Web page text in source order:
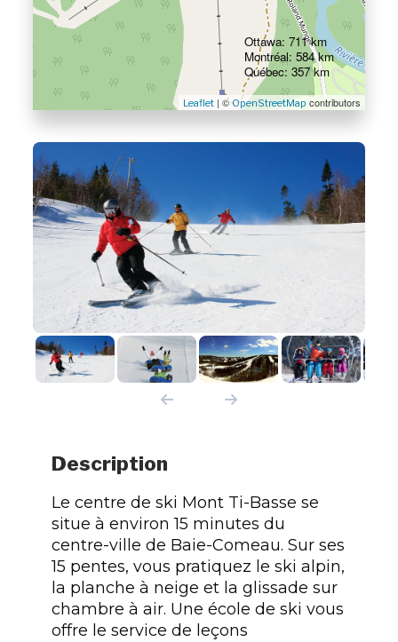
Leaflet| ©OpenStreetMap contributors
Ottawa: 711 km
Montréal: 584 km
Québec: 357 km
Description
Le centre de ski Mont Ti-Basse se
situe à environ 15 minutes du
centre-ville de Baie-Comeau. Sur ses
15 pentes, vous pratiquez le ski alpin,
la planche à neige et la glissade sur
chambre à air. Une école de ski vous
offre le service de leçons